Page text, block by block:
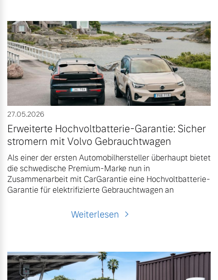
27.05.2026
Erweiterte Hochvoltbatterie-Garantie: Sicher
stromern mit Volvo Gebrauchtwagen
Als einer der ersten Automobilhersteller überhaupt bietet
die schwedische Premium-Marke nun in
Zusammenarbeit mit CarGarantie eine Hochvoltbatterie-
Garantie für elektrifizierte Gebrauchtwagen an
Weiterlesen